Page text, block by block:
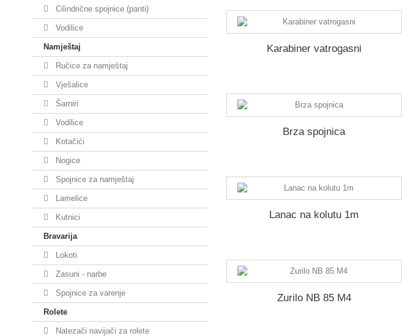
Cilindrične spojnice (panti)
Vodilice
Namještaj
Ručice za namještaj
Vješalice
Šarniri
Vodilice
Kotačići
Nogice
Spojnice za namještaj
Lamelice
Kutnici
Bravarija
Lokoti
Zasuni - narbe
Spojnice za varenje
Rolete
Natezači navijači za rolete
Karabiner vatrogasni
Brza spojnica
Lanac na kolutu 1m
Zurilo NB 85 M4